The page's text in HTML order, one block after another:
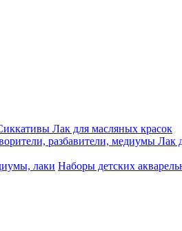
Лак для масляных красок
разбавители, медиумы Лак
лаки Наборы детских